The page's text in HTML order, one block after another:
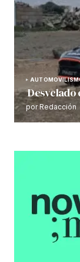
Desvelado
por Redacción